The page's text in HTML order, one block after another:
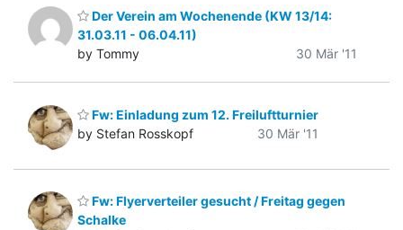
Der Verein am Wochenende (KW 13/14:
31.03.11 - 06.04.11)
by Tommy
30 Mär '11
Fw: Einladung zum 12. Freiluftturnier
by Stefan Rosskopf
30 Mär '11
Fw: Flyerverteiler gesucht / Freitag gegen
Schalke